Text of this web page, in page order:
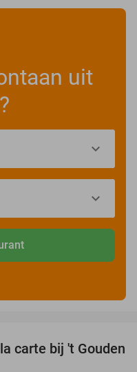
uit
32%
carte bij 't Gouden